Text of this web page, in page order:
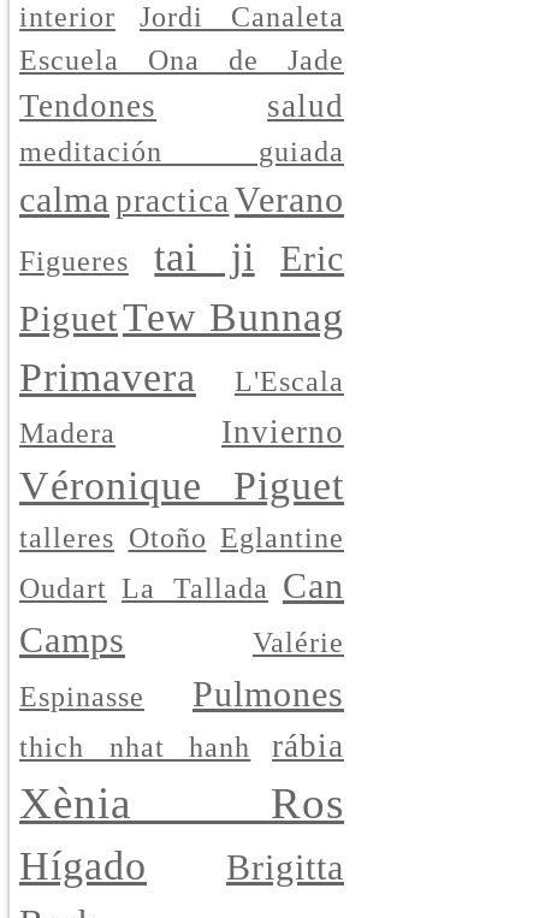
interior
Jordi Canaleta
Escuela Ona de Jade
Tendones salud
meditación guiada
calma practicaVerano
Figueres tai ji
Eric
PiguetTew Bunnag
Primavera
L'Escala
Madera
Invierno
Véronique Piguet
talleres Otoño Eglantine
Oudart La Tallada Can
Camps
Valérie
Espinasse
Pulmones
thich nhat hanh rábia
Xènia Ros
Hígado
Brigitta